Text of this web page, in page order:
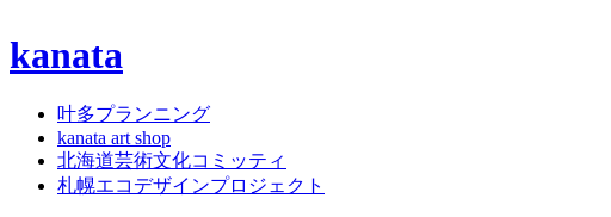
kanata
叶多プランニング
kanata art shop
北海道芸術文化コミッティ
札幌エコデザインプロジェクト